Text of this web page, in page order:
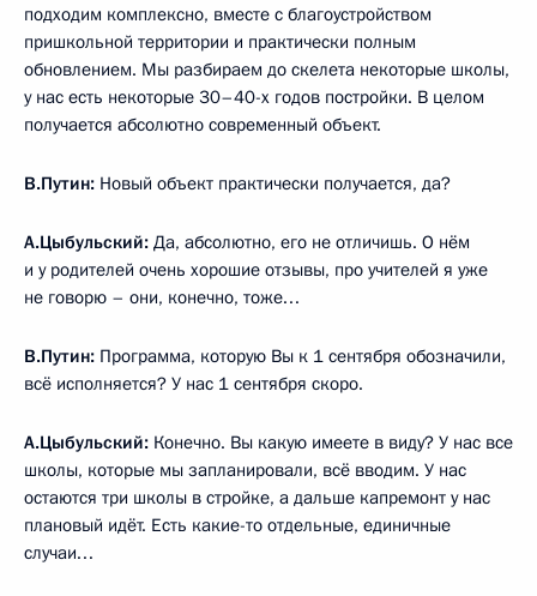
подходим комплексно, вместе с благоустройством
пришкольной территории и практически полным
обновлением. Мы разбираем до скелета некоторые школы,
у нас есть некоторые 30–40-х годов постройки. В целом
получается абсолютно современный объект.
В.Путин: Новый объект практически получается, да?
А.Цыбульский: Да, абсолютно, его не отличишь. О нём
и у родителей очень хорошие отзывы, про учителей я уже
не говорю – они, конечно, тоже…
В.Путин: Программа, которую Вы к 1 сентября обозначили,
всё исполняется? У нас 1 сентября скоро.
А.Цыбульский: Конечно. Вы какую имеете в виду? У нас все
школы, которые мы запланировали, всё вводим. У нас
остаются три школы в стройке, а дальше капремонт у нас
плановый идёт. Есть какие-то отдельные, единичные
случаи…